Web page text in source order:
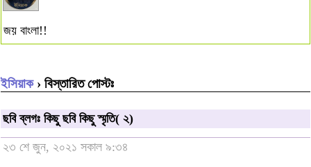
জয় বাংলা!!
ইসিয়াক› বিস্তারিত পোস্টঃ
ছবি ব্লগঃ কিছু ছবি কিছু স্মৃতি( ২)
২৩ শে জুন, ২০২১ সকাল ৯:৩৪